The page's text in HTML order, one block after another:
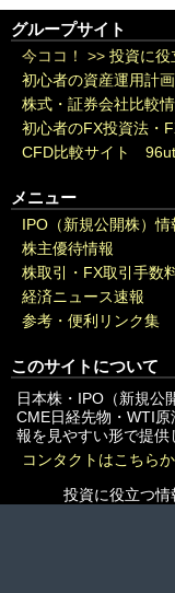
グループサイト
今ココ！ >> 投資に役
初心者の資産運用計
株式・証券会社比較
初心者のFX投資法・
CFD比較サイト
メニュー
IPO（新規公開株）情
株主優待情報
株取引・FX取引手数
経済ニュース速報
参考・便利リンク集
このサイトについて
日本株・IPO（新規公
CME日経先物・WTI
報を見やすい形で提供
コンタクトはこちら
投資に役立つ